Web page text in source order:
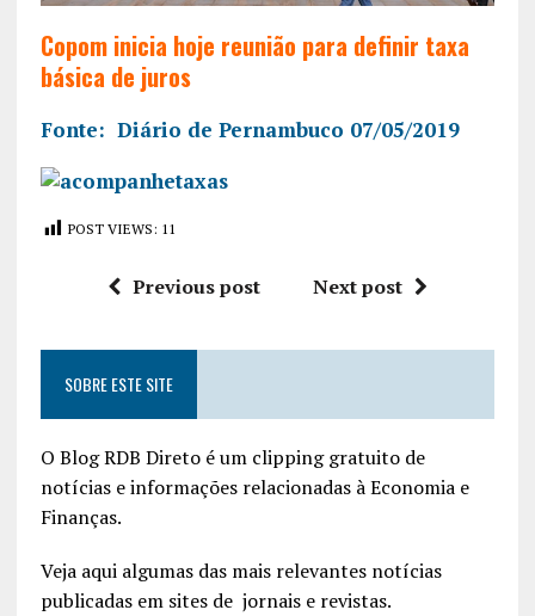
Copom inicia hoje reunião para definir taxa
básica de juros
Fonte: Diário de Pernambuco 07/05/2019
POST VIEWS: 11
Previous post Next post
SOBRE ESTE SITE
O Blog RDB Direto é um clipping gratuito de
notícias e informações relacionadas à Economia e
Finanças.
Veja aqui algumas das mais relevantes notícias
publicadas em sites de jornais e revistas.